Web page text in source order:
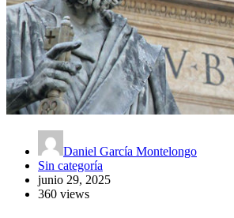
Daniel García Montelongo
Sin categoría
junio 29, 2025
360 views